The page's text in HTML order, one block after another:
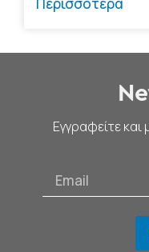
Περισσότερα
Εγγραφείτε